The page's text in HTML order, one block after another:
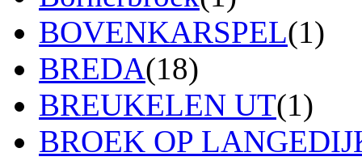
BOVENKARSPEL(1)
BREDA(18)
BREUKELEN UT(1)
BROEK OP